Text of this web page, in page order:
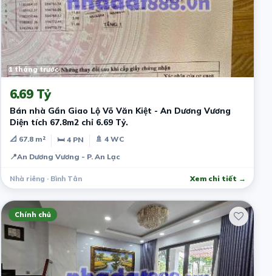
1 tháng trước
6.69 Tỷ
Bán nhà Gần Giao Lộ Võ Văn Kiệt - An Dương Vương
Diện tích 67.8m2 chỉ 6.69 Tỷ.
📐 67.8 m² 🛏 4 PN
🚿 4 WC
📍An Dương Vương - P. An Lạc
Nhà riêng · Bình Tân Xem chi tiết →
Chính chủ